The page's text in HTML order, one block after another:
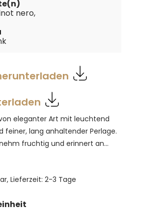
nero,
eleganter Art mit leuchtend
feiner, lang anhaltender Perlage.
herrlich fruchtiges Mundgefühl.
Aperitif oder Begleiter
Lieferzeit: 2-3 Tage